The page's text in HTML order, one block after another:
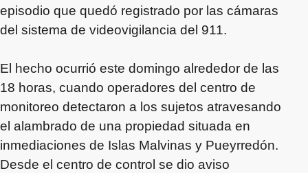
episodio que quedó registrado por las cámaras
del sistema de videovigilancia del 911.
El hecho ocurrió este domingo alrededor de las
18 horas, cuando operadores del centro de
monitoreo detectaron a los sujetos atravesando
el alambrado de una propiedad situada en
inmediaciones de Islas Malvinas y Pueyrredón.
Desde el centro de control se dio aviso